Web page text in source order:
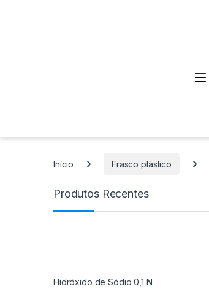
Início Frasco plástico
Produtos Recentes
Hidróxido de Sódio 0,1 N